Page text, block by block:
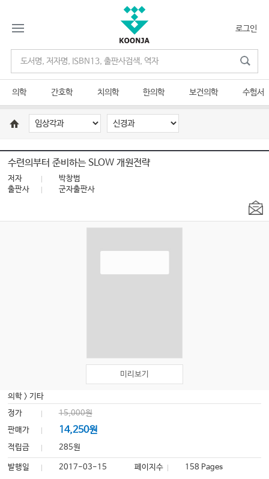
로그인
의학 간호학 치의학 한의학 보건의학 수험서
수련의부터 준비하는 SLOW 개원전략
저자
박창범
출판사
군자출판사
미리보기
의학 >기타
정가
15,000원
판매가
14,250원
적립금 285원
발행일 2017-03-15 페이지수
158 Pages